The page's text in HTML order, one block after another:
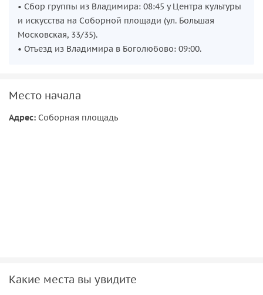
• Сбор группы из Владимира: 08:45 у Центра культуры
и искусства на Соборной площади (ул. Большая
Московская, 33/35).
• Отъезд из Владимира в Боголюбово: 09:00.
Место начала
Адрес: Соборная площадь
Какие места вы увидите